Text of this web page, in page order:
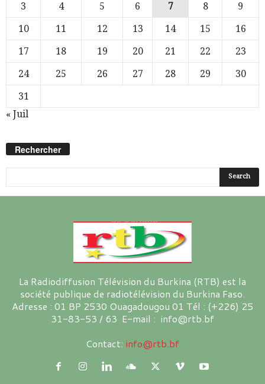
3
4 5 6 7 8
9
10
11 12 13 14 15
16
17
18 19 20 21 22
23
24
25 26 27 28 29
30
31
« Juil
Rechercher
La Radiodiffusion Télévision du Burkina (RTB) est la
société publique de radiotélévision du Burkina Faso.
Adresse : 01 BP 2530 Ouagadougou 01 Tél : (+226) 25
31-83-53 / 63 E-mail : info@rtb.bf
Contact: info@rtb.bf